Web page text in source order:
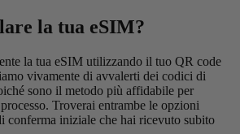
la tua eSIM?
la tua eSIM utilizzando il tuo QR code
vivamente di avvalerti dei codici di
sono il metodo più affidabile per
Troverai entrambe le opzioni
conferma iniziale che hai ricevuto subito